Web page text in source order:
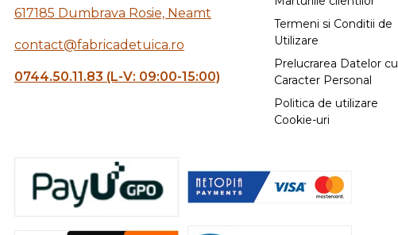
617185 Dumbrava Rosie, Neamt
contact@fabricadetuica.ro
0744.50.11.83 (L-V: 09:00-15:00)
Termeni si Conditii de
Utilizare
Prelucrarea Datelor cu
Caracter Personal
Politica de utilizare
Cookie-uri